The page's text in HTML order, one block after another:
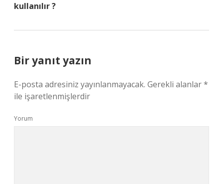
kullanılır ?
Bir yanıt yazın
E-posta adresiniz yayınlanmayacak. Gerekli alanlar*
ile işaretlenmişlerdir
Yorum